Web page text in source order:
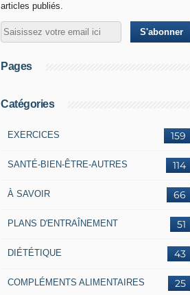
articles publiés.
Pages
Catégories
159
EXERCICES
114
SANTÉ-BIEN-ÊTRE-AUTRES
66
À SAVOIR
51
PLANS D'ENTRAÎNEMENT
43
DIÉTÉTIQUE
25
COMPLÉMENTS ALIMENTAIRES